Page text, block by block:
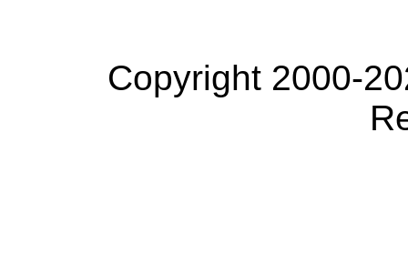
Copyright 2000-